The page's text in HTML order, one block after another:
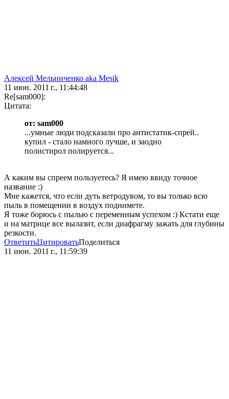
Алексей Мельниченко aka Mesik
11 июн. 2011 г., 11:44:48
Re[sam000]:
Цитата:
от: sam000
...умные люди подсказали про антистатик-спрей..
купил - стало намного лучше, и заодно
полистирол полируется...
А каким вы спреем пользуетесь? Я имею ввиду точное
название :)
Мне кажется, что если дуть ветродувом, то вы только всю
пыль в помещении в воздух поднимете.
Я тоже борюсь с пылью с переменным успехом :) Кстати еще
и на матрице все вылазит, если диафрагму зажать для глубины
резкости.
ОтветитьЦитироватьПоделиться
11 июн. 2011 г., 11:59:39